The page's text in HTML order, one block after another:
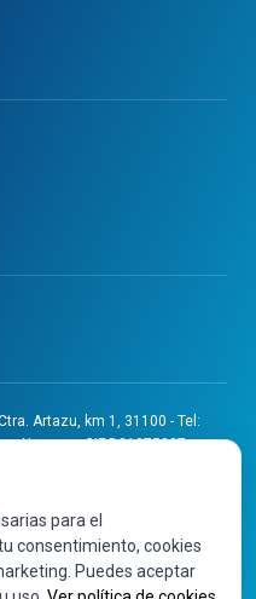
Artazu, km 1, 31100 - Tel:
- Navarra - CIF B31275837.
32, Folio 75, Hoja 525.
ha sido subvencionado
de 2024 de Ayudas a
para el
consentimiento, cookies
Puedes aceptar